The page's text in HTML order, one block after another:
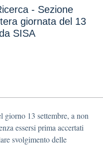
- Sezione
giornata del 13
SISA
13 settembre, a non
essersi prima accertati
svolgimento delle